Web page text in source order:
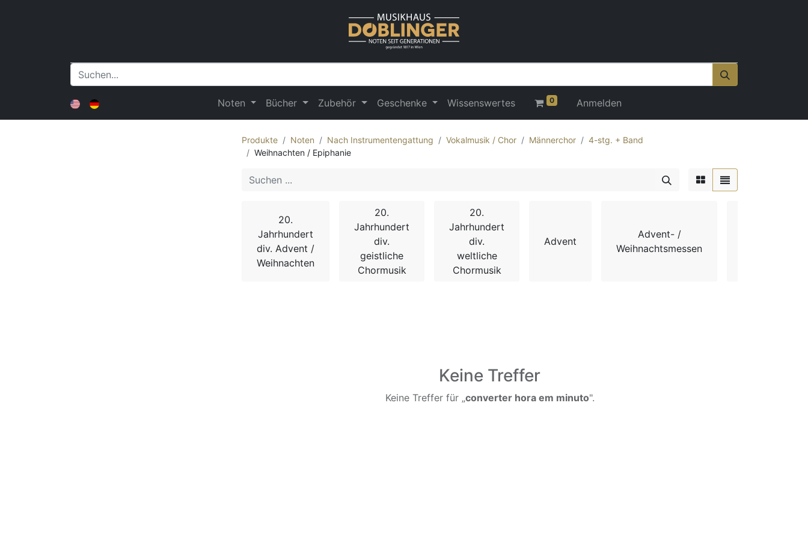
Noten Bücher Zubehör Geschenke Wissenswertes 0 Anmelden
Produkte Noten Nach Instrumentengattung Vokalmusik / Chor Männerchor
4-stg. + Band
Weihnachten / Epiphanie
20.
Jahrhundert
div. Advent /
Weihnachten
20.
Jahrhundert
div.
geistliche
Chormusik
20.
Jahrhundert
div.
weltliche
Chormusik
Advent
Advent- /
Weihnachtsmessen
Keine Treffer
Keine Treffer für „converter hora em minuto".